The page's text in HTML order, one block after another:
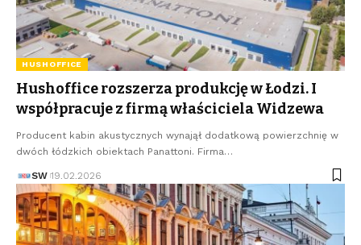
HUSHOFFICE
Hushoffice rozszerza produkcję w Łodzi. I
współpracuje z firmą właściciela Widzewa
Producent kabin akustycznych wynajął dodatkową powierzchnię w
dwóch łódzkich obiektach Panattoni. Firma…
SW 19.02.2026